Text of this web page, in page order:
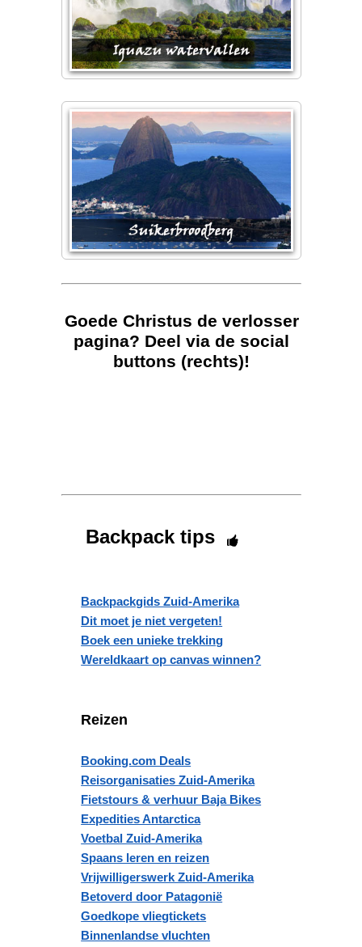
Goede Christus de verlosser
pagina? Deel via de social
buttons (rechts)!
Backpack tips
Backpackgids Zuid-Amerika
Dit moet je niet vergeten!
Boek een unieke trekking
Wereldkaart op canvas winnen?
Reizen
Booking.com Deals
Reisorganisaties Zuid-Amerika
Fietstours & verhuur Baja Bikes
Expedities Antarctica
Voetbal Zuid-Amerika
Spaans leren en reizen
Vrijwilligerswerk Zuid-Amerika
Betoverd door Patagonië
Goedkope vliegtickets
Binnenlandse vluchten